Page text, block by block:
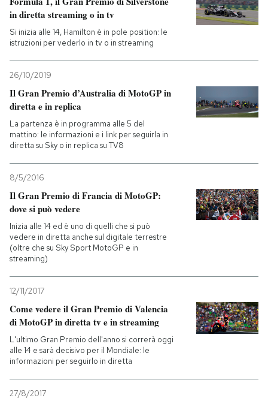
in diretta streaming o in tv
Si inizia alle 14, Hamilton è in pole position: le
istruzioni per vederlo in tv o in streaming
26/10/2019
Il Gran Premio d’Australia di MotoGP in
diretta e in replica
La partenza è in programma alle 5 del
mattino: le informazioni e i link per seguirla in
diretta su Sky o in replica su TV8
8/5/2016
Il Gran Premio di Francia di MotoGP:
dove si può vedere
Inizia alle 14 ed è uno di quelli che si può
vedere in diretta anche sul digitale terrestre
(oltre che su Sky Sport MotoGP e in
streaming)
12/11/2017
Come vedere il Gran Premio di Valencia
di MotoGP in diretta tv e in streaming
L'ultimo Gran Premio dell'anno si correrà oggi
alle 14 e sarà decisivo per il Mondiale: le
informazioni per seguirlo in diretta
27/8/2017